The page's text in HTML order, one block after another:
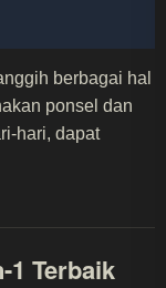
berbagai hal
ponsel dan
hari, dapat
1 Terbaik